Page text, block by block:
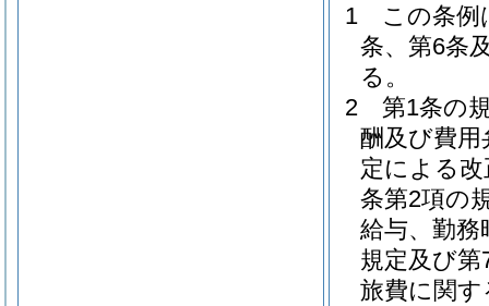
1
この条例
条、第6条
る。
2
第1条の
酬及び費用
定による
条第2項の
給与、勤務
規定及び
旅費に関す